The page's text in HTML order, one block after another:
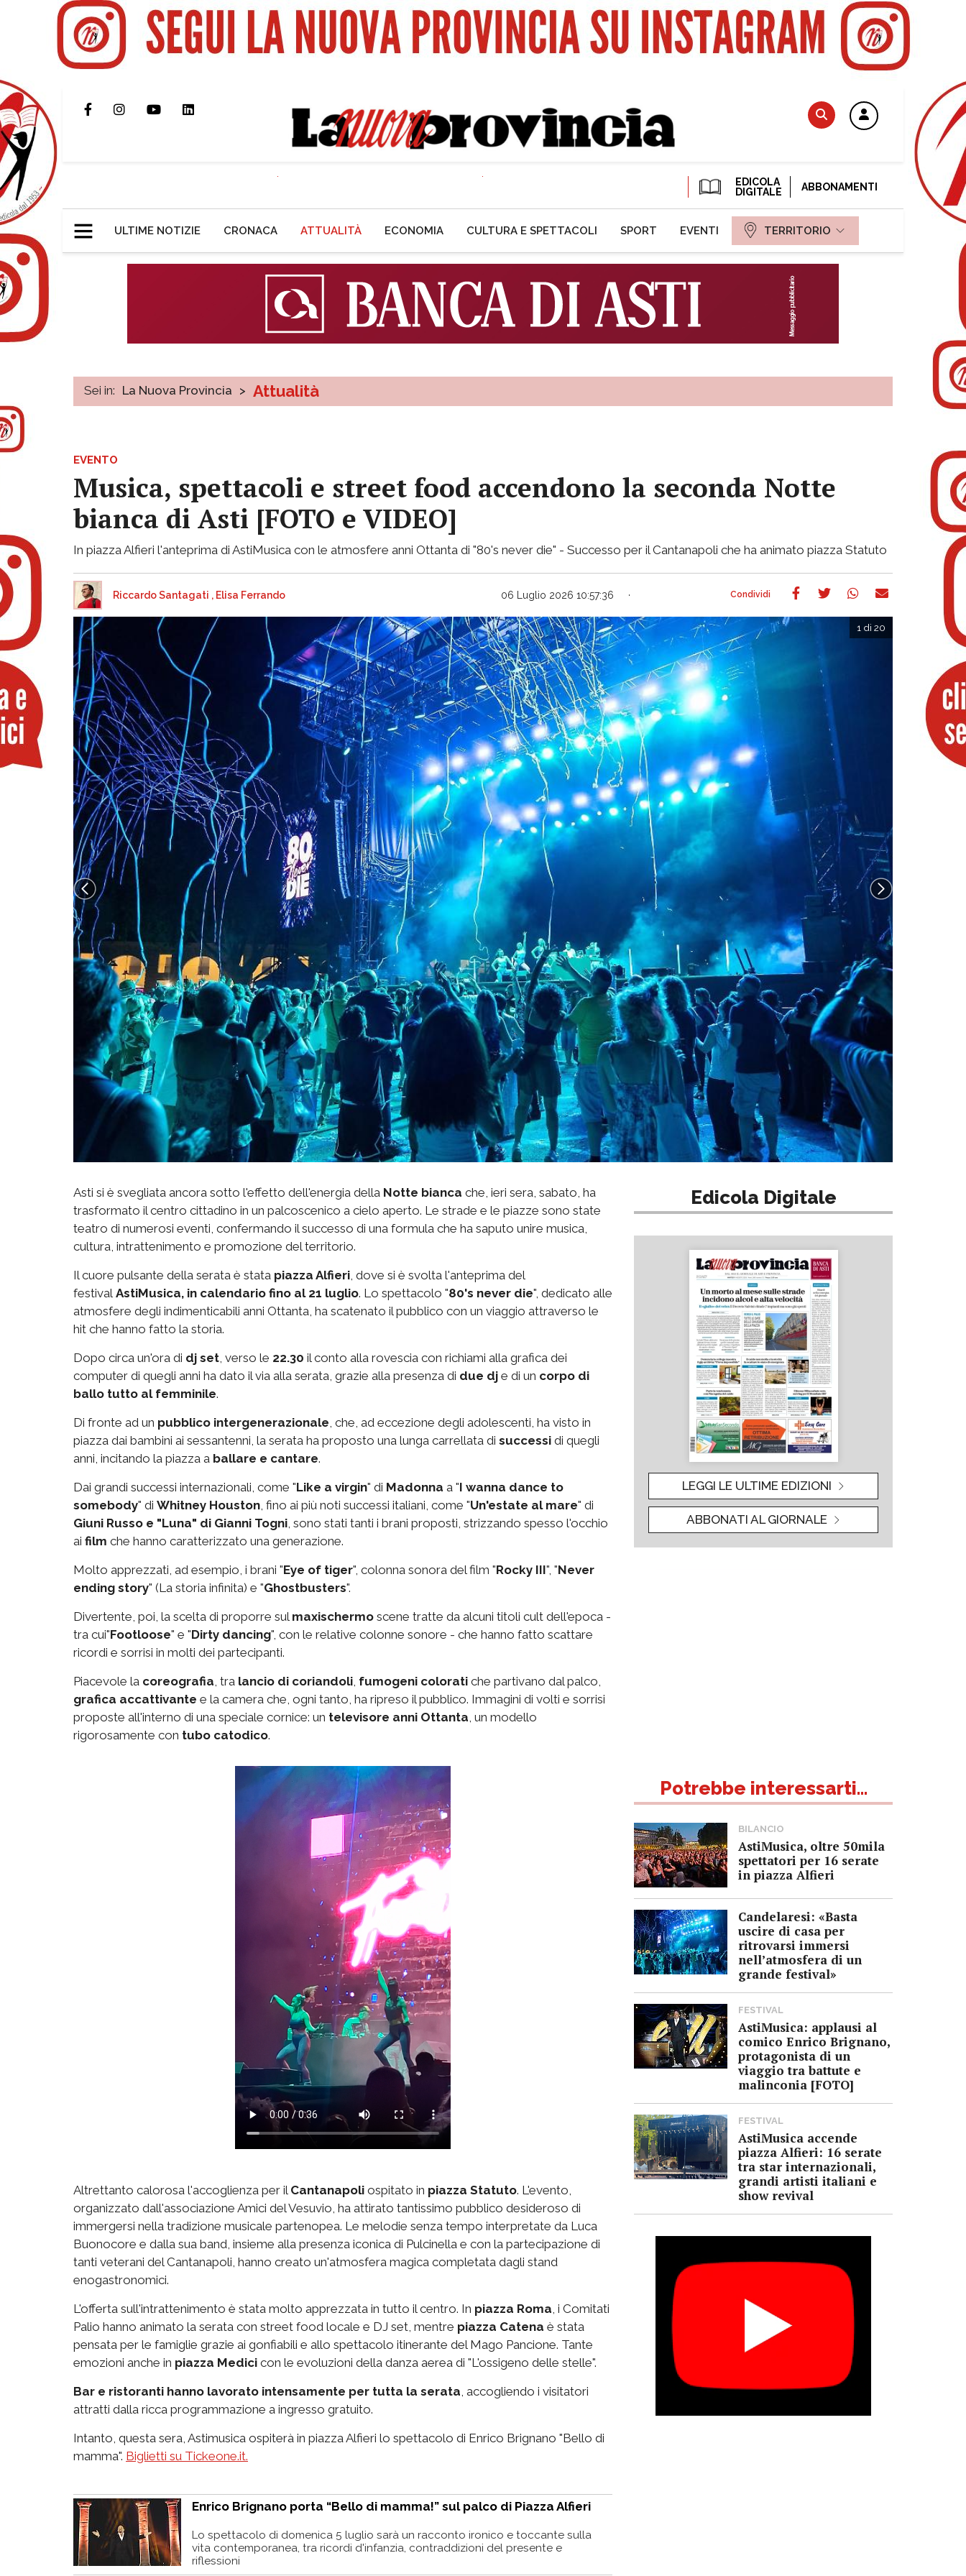
EDICOLA
DIGITALE
ABBONAMENTI
ULTIME NOTIZIE CRONACA ATTUALITÀ ECONOMIA CULTURA E SPETTACOLI SPORT EVENTI TERRITORIO
Sei in: La Nuova Provincia > Attualità
EVENTO
Musica, spettacoli e street food accendono la seconda Notte
bianca di Asti [FOTO e VIDEO]
In piazza Alfieri l'anteprima di AstiMusica con le atmosfere anni Ottanta di "80's never die" - Successo per il Cantanapoli che ha animato piazza Statuto
Riccardo Santagati , Elisa Ferrando 06 Luglio 2026 10:57:36
1 di 20
Asti si è svegliata ancora sotto l'effetto dell'energia della Notte bianca che, ieri sera, sabato, ha
trasformato il centro cittadino in un palcoscenico a cielo aperto. Le strade e le piazze sono state
teatro di numerosi eventi, confermando il successo di una formula che ha saputo unire musica,
cultura, intrattenimento e promozione del territorio.
Il cuore pulsante della serata è stata piazza Alfieri , dove si è svolta l'anteprima del
festival AstiMusica, in calendario fino al 21 luglio. Lo spettacolo "80's never die", dedicato alle
atmosfere degli indimenticabili anni Ottanta, ha scatenato il pubblico con un viaggio attraverso le
hit che hanno fatto la storia.
Dopo circa un'ora di dj set , verso le 22.30 il conto alla rovescia con richiami alla grafica dei
computer di quegli anni ha dato il via alla serata, grazie alla presenza di due dj e di un corpo di
ballo tutto al femminile.
Di fronte ad un pubblico intergenerazionale , che, ad eccezione degli adolescenti, ha visto in
piazza dai bambini ai sessantenni, la serata ha proposto una lunga carrellata di successi di quegli
anni, incitando la piazza a ballare e cantare.
Dai grandi successi internazionali, come "Like a virgin" di Madonna a "I wanna dance to
somebody" di Whitney Houston , fino ai più noti successi italiani, come "Un'estate al mare" di
Giuni Russo e "Luna" di Gianni Togni , sono stati tanti i brani proposti, strizzando spesso l'occhio
ai film che hanno caratterizzato una generazione.
Molto apprezzati, ad esempio, i brani "Eye of tiger", colonna sonora del film "Rocky III", "Never
ending story" (La storia infinita) e "Ghostbusters".
Divertente, poi, la scelta di proporre sul maxischermo scene tratte da alcuni titoli cult dell'epoca -
tra cui"Footloose" e "Dirty dancing", con le relative colonne sonore - che hanno fatto scattare
ricordi e sorrisi in molti dei partecipanti.
Piacevole la coreografia , tra lancio di coriandoli fumogeni colorati che partivano dal palco,
grafica accattivante e la camera che, ogni tanto, ha ripreso il pubblico. Immagini di volti e sorrisi
proposte all'interno di una speciale cornice: un televisore anni Ottanta , un modello
rigorosamente con tubo catodico.
Altrettanto calorosa l'accoglienza per il Cantanapoli ospitato in piazza Statuto. L'evento,
organizzato dall'associazione Amici del Vesuvio, ha attirato tantissimo pubblico desideroso di
immergersi nella tradizione musicale partenopea. Le melodie senza tempo interpretate da Luca
Buonocore e dalla sua band, insieme alla presenza iconica di Pulcinella e con la partecipazione di
tanti veterani del Cantanapoli, hanno creato un'atmosfera magica completata dagli stand
enogastronomici.
L'offerta sull'intrattenimento è stata molto apprezzata in tutto il centro. In piazza Roma, i Comitati
Palio hanno animato la serata con street food locale e DJ set, mentre piazza Catena è stata
pensata per le famiglie grazie ai gonfiabili e allo spettacolo itinerante del Mago Pancione. Tante
emozioni anche in piazza Medici con le evoluzioni della danza aerea di "L'ossigeno delle stelle".
Bar e ristoranti hanno lavorato intensamente per tutta la serata, accogliendo i visitatori
attratti dalla ricca programmazione a ingresso gratuito.
Intanto, questa sera, Astimusica ospiterà in piazza Alfieri lo spettacolo di Enrico Brignano "Bello di
mamma". Biglietti su Tickeone.it.
Enrico Brignano porta “Bello di mamma!” sul palco di Piazza Alfieri
Lo spettacolo di domenica 5 luglio sarà un racconto ironico e toccante sulla
vita contemporanea, tra ricordi d'infanzia, contraddizioni del presente e
riflessioni
Edicola Digitale
LEGGI LE ULTIME EDIZIONI
ABBONATI AL GIORNALE
Potrebbe interessarti...
BILANCIO
AstiMusica, oltre 50mila
spettatori per 16 serate
in piazza Alfieri
Candelaresi: «Basta
uscire di casa per
ritrovarsi immersi
nell’atmosfera di un
grande festival»
FESTIVAL
AstiMusica: applausi al
comico Enrico Brignano,
protagonista di un
viaggio tra battute e
malinconia [FOTO]
FESTIVAL
AstiMusica accende
piazza Alfieri: 16 serate
tra star internazionali,
grandi artisti italiani e
show revival